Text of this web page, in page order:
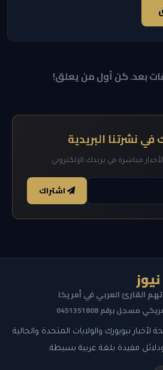
بعد. كن أول من يعلق!
في نشرتنا البريدية
مباشرة في بريدك الإلكتروني
اشتراك
القارئ العربي في أمريكا
مسجل برقم 0451351808
نيويورك والولايات المتحدة والجالية
مفيدة بلغة عربية بسيطة.